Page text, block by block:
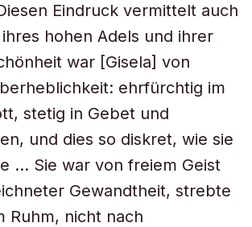
Eindruck vermittelt auch
hohen Adels und ihrer
war [Gisela] von
ehrfürchtig im
stetig in Gebet und
und dies so diskret, wie sie
… Sie war von freiem Geist
Gewandtheit, strebte
Ruhm, nicht nach